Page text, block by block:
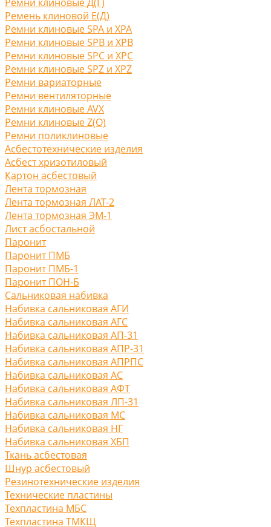
Ремень клиновой Е(Д)
Ремни клиновые SPA и XPA
Ремни клиновые SPB и XPB
Ремни клиновые SPC и XPC
Ремни клиновые SPZ и XPZ
Ремни вариаторные
Ремни вентиляторные
Ремни клиновые AVX
Ремни клиновые Z(O)
Ремни поликлиновые
Асбестотехнические изделия
Асбест хризотиловый
Картон асбестовый
Лента тормозная
Лента тормозная ЛАТ-2
Лента тормозная ЭМ-1
Лист асбостальной
Паронит
Паронит ПМБ
Паронит ПМБ-1
Паронит ПОН-Б
Сальниковая набивка
Набивка сальниковая АГИ
Набивка сальниковая АГС
Набивка сальниковая АП-31
Набивка сальниковая АПР-31
Набивка сальниковая АПРПС
Набивка сальниковая АС
Набивка сальниковая АФТ
Набивка сальниковая ЛП-31
Набивка сальниковая МС
Набивка сальниковая НГ
Набивка сальниковая ХБП
Ткань асбестовая
Шнур асбестовый
Резинотехнические изделия
Технические пластины
Техпластина МБС
Техпластина ТМКЩ